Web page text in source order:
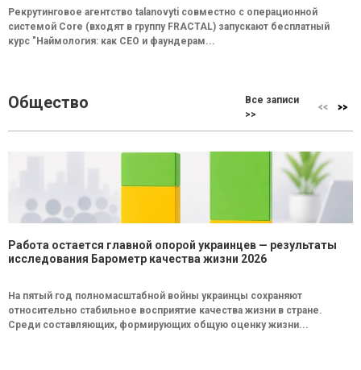
Рекрутинговое агентство talanovyti совместно с операционной
системой Core (входят в группу FRACTAL) запускают бесплатный
курс "Наймология: как СEO и фаундерам...
Общество
Все записи
>>
Работа остается главной опорой украинцев — результаты
исследования Барометр качества жизни 2026
На пятый год полномасштабной войны украинцы сохраняют
относительно стабильное восприятие качества жизни в стране.
Среди составляющих, формирующих общую оценку жизни...